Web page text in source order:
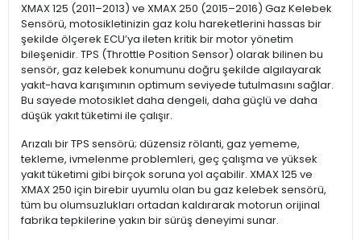
XMAX 125 (2011–2013) ve XMAX 250 (2015–2016) Gaz Kelebek
Sensörü, motosikletinizin gaz kolu hareketlerini hassas bir
şekilde ölçerek ECU’ya ileten kritik bir motor yönetim
bileşenidir. TPS (Throttle Position Sensor) olarak bilinen bu
sensör, gaz kelebek konumunu doğru şekilde algılayarak
yakıt-hava karışımının optimum seviyede tutulmasını sağlar.
Bu sayede motosiklet daha dengeli, daha güçlü ve daha
düşük yakıt tüketimi ile çalışır.
Arızalı bir TPS sensörü; düzensiz rölanti, gaz yememe,
tekleme, ivmelenme problemleri, geç çalışma ve yüksek
yakıt tüketimi gibi birçok soruna yol açabilir. XMAX 125 ve
XMAX 250 için birebir uyumlu olan bu gaz kelebek sensörü,
tüm bu olumsuzlukları ortadan kaldırarak motorun orijinal
fabrika tepkilerine yakın bir sürüş deneyimi sunar.